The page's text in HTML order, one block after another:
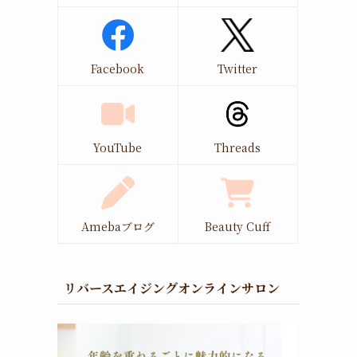
Facebook Twitter
YouTube Threads
Amebaブログ Beauty Cuff
リバースエイジングオンラインサロン